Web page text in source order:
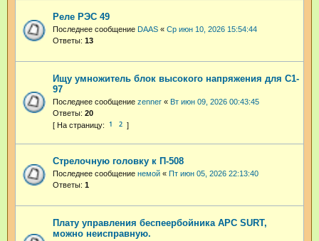
Реле РЭС 49
Последнее сообщение DAAS « Ср июн 10, 2026 15:54:44
Ответы: 13
Ищу умножитель блок высокого напряжения для С1-
97
Последнее сообщение zenner « Вт июн 09, 2026 00:43:45
Ответы: 20
1 2
Стрелочную головку к П-508
Последнее сообщение немой « Пт июн 05, 2026 22:13:40
Ответы: 1
Плату управления беспеербойника APC SURT,
можно неисправную.